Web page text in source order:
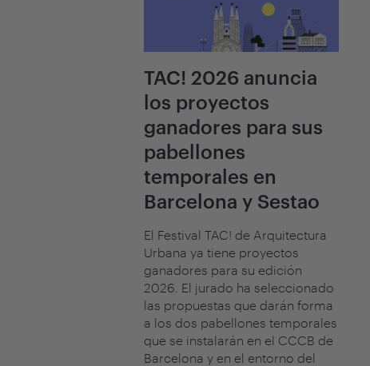
TAC! 2026 anuncia
los proyectos
ganadores para sus
pabellones
temporales en
Barcelona y Sestao
El Festival TAC! de Arquitectura
Urbana ya tiene proyectos
ganadores para su edición
2026. El jurado ha seleccionado
las propuestas que darán forma
a los dos pabellones temporales
que se instalarán en el CCCB de
Barcelona y en el entorno del